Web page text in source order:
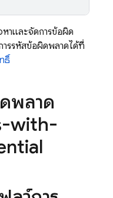
าและจัดการข้อผิด
รรหัสข้อผิดพลาดได้ที่
ธิ์
พลาด
with-